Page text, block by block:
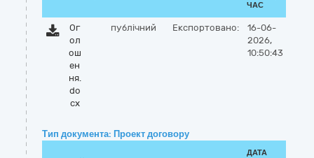
ЧАС
Ог
ол
ош
ен
ня.
do
cx
публічний Експортовано:
16-06-
2026,
10:50:43
Тип документа: Проект договору
ДАТА